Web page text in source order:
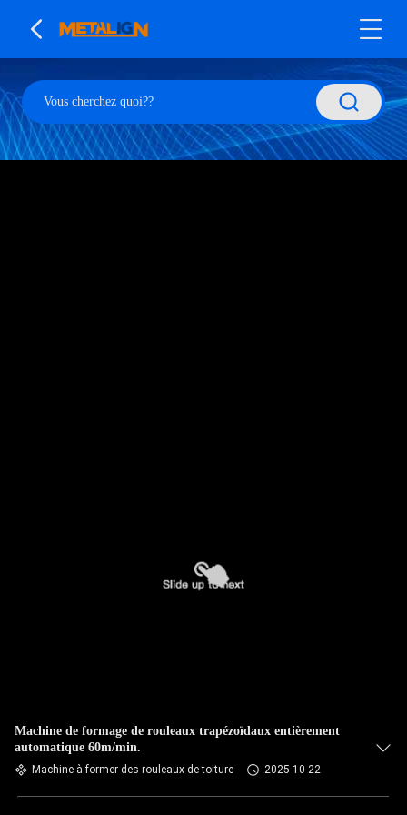
Machine de formage de rouleaux trapézoïdaux entièrement
automatique 60m/min.
Machine à former des rouleaux de toiture 2025-10-22